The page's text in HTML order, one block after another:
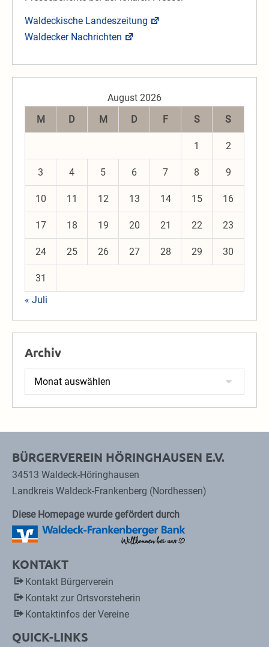
Waldeckische Landeszeitung
Waldecker Nachrichten
August 2026
M
D M D F S S
1 2
3 4 5 6 7 8 9
10 11 12 13 14 15 16
17 18 19 20 21 22 23
24 25 26 27 28 29 30
31
« Juli
Archiv
Archiv
BÜRGERVEREIN HÖRINGHAUSEN E.V.
34513 Waldeck-Höringhausen
Landkreis Waldeck-Frankenberg (Nordhessen)
Diese Homepage wurde gefördert durch
KONTAKT
Kontakt Bürgerverein
Kontakt zur Ortsvorsteherin
Kontaktinfos der Vereine
QUICK-LINKS